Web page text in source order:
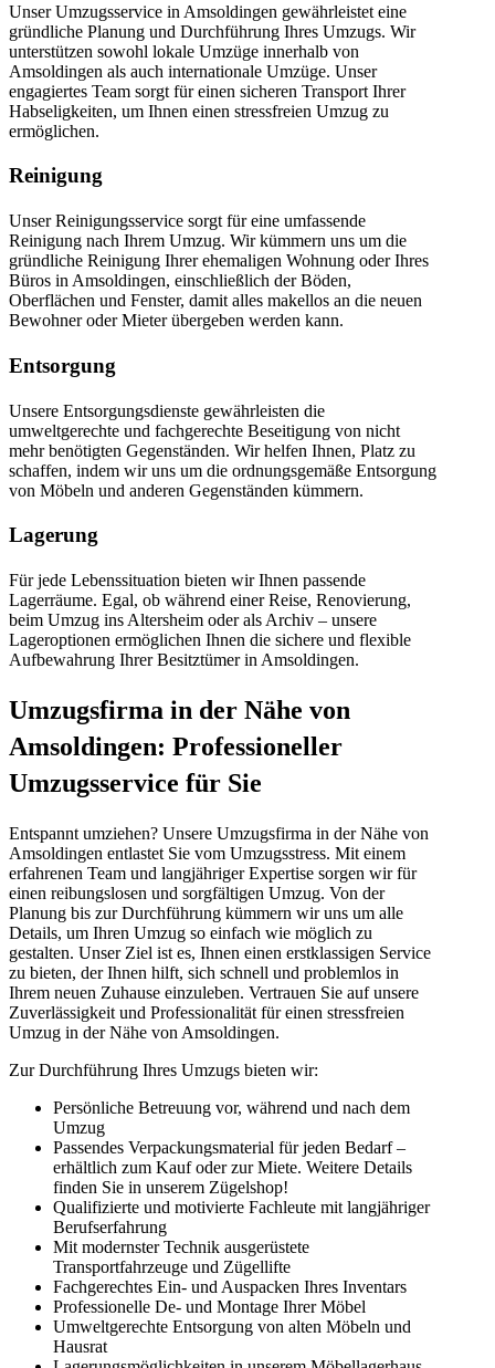
Unser Umzugsservice in Amsoldingen gewährleistet eine
gründliche Planung und Durchführung Ihres Umzugs. Wir
unterstützen sowohl lokale Umzüge innerhalb von
Amsoldingen als auch internationale Umzüge. Unser
engagiertes Team sorgt für einen sicheren Transport Ihrer
Habseligkeiten, um Ihnen einen stressfreien Umzug zu
ermöglichen.
Reinigung
Unser Reinigungsservice sorgt für eine umfassende
Reinigung nach Ihrem Umzug. Wir kümmern uns um die
gründliche Reinigung Ihrer ehemaligen Wohnung oder Ihres
Büros in Amsoldingen, einschließlich der Böden,
Oberflächen und Fenster, damit alles makellos an die neuen
Bewohner oder Mieter übergeben werden kann.
Entsorgung
Unsere Entsorgungsdienste gewährleisten die
umweltgerechte und fachgerechte Beseitigung von nicht
mehr benötigten Gegenständen. Wir helfen Ihnen, Platz zu
schaffen, indem wir uns um die ordnungsgemäße Entsorgung
von Möbeln und anderen Gegenständen kümmern.
Lagerung
Für jede Lebenssituation bieten wir Ihnen passende
Lagerräume. Egal, ob während einer Reise, Renovierung,
beim Umzug ins Altersheim oder als Archiv – unsere
Lageroptionen ermöglichen Ihnen die sichere und flexible
Aufbewahrung Ihrer Besitztümer in Amsoldingen.
Umzugsfirma in der Nähe von
Amsoldingen: Professioneller
Umzugsservice für Sie
Entspannt umziehen? Unsere Umzugsfirma in der Nähe von
Amsoldingen entlastet Sie vom Umzugsstress. Mit einem
erfahrenen Team und langjähriger Expertise sorgen wir für
einen reibungslosen und sorgfältigen Umzug. Von der
Planung bis zur Durchführung kümmern wir uns um alle
Details, um Ihren Umzug so einfach wie möglich zu
gestalten. Unser Ziel ist es, Ihnen einen erstklassigen Service
zu bieten, der Ihnen hilft, sich schnell und problemlos in
Ihrem neuen Zuhause einzuleben. Vertrauen Sie auf unsere
Zuverlässigkeit und Professionalität für einen stressfreien
Umzug in der Nähe von Amsoldingen.
Zur Durchführung Ihres Umzugs bieten wir:
Persönliche Betreuung vor, während und nach dem
Umzug
Passendes Verpackungsmaterial für jeden Bedarf –
erhältlich zum Kauf oder zur Miete. Weitere Details
finden Sie in unserem Zügelshop!
Qualifizierte und motivierte Fachleute mit langjähriger
Berufserfahrung
Mit modernster Technik ausgerüstete
Transportfahrzeuge und Zügellifte
Fachgerechtes Ein- und Auspacken Ihres Inventars
Professionelle De- und Montage Ihrer Möbel
Umweltgerechte Entsorgung von alten Möbeln und
Hausrat